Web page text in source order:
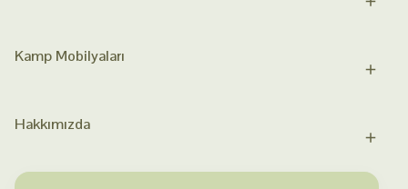
Kamp Mobilyaları
Hakkımızda